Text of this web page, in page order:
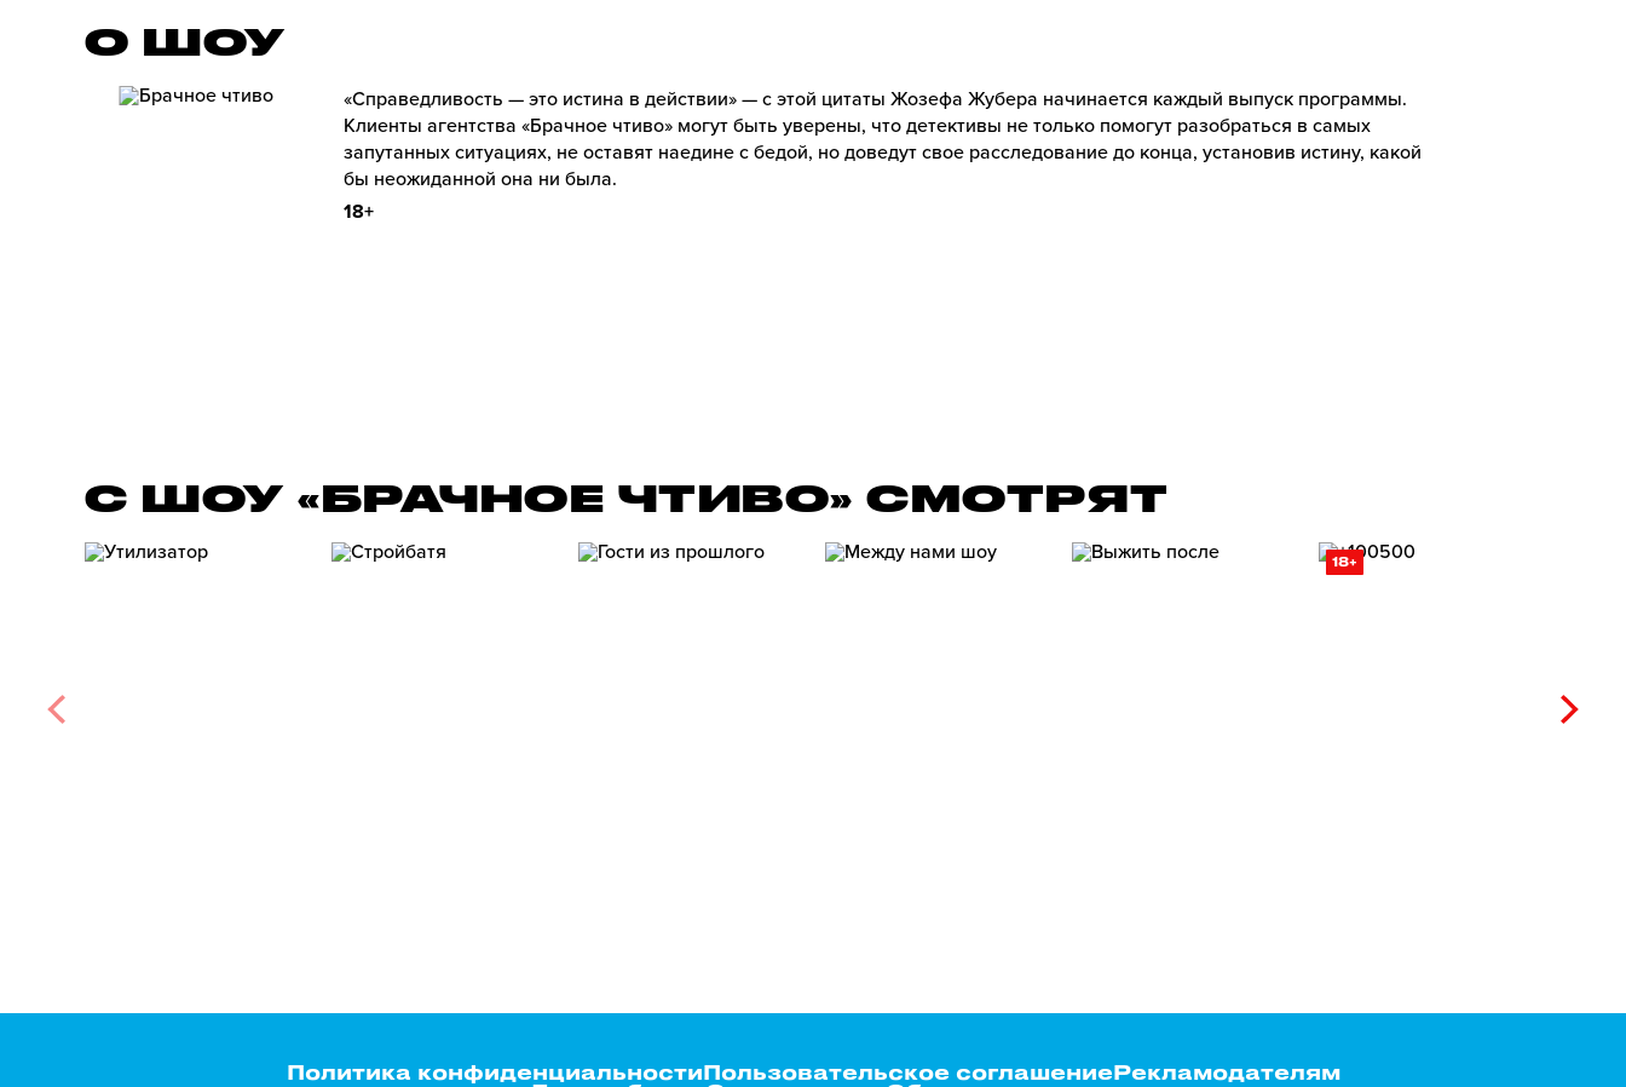
О ШОУ
«Справедливость — это истина в действии» — с этой цитаты Жозефа Жубера начинается каждый выпуск программы.
Клиенты агентства «Брачное чтиво» могут быть уверены, что детективы не только помогут разобраться в самых
запутанных ситуациях, не оставят наедине с бедой, но доведут свое расследование до конца, установив истину, какой
бы неожиданной она ни была.
18+
С ШОУ «БРАЧНОЕ ЧТИВО» СМОТРЯТ
18+
Политика конфиденциальностиПользовательское соглашениеРекламодателям